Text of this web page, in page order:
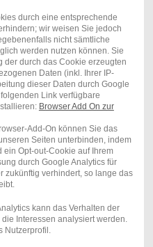
durch eine entsprechende
wir weisen Sie jedoch
nicht sämtliche
werden nutzen können. Sie
der durch das Cookie erzeugten
Daten (inkl. Ihrer IP-
dieser Daten durch Google
Link verfügbare
Browser Add On zur
Add-On können Sie das
Seiten unterbinden, indem
ein Opt-out-Cookie auf Ihrem
durch Google Analytics für
zukünftig verhindert, so lange das
kann das Verhalten der
Interessen analysiert werden.
Nutzerprofil.